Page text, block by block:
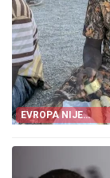
EVROPA NIJE
POMOGLA ŠPANIJI